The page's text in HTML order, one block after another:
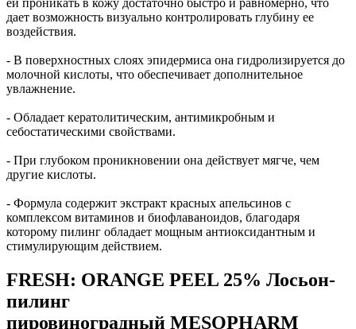
дает возможность визуально контролировать глубину ее
воздействия.
- В поверхностных слоях эпидермиса она гидролизируется до
молочной кислоты, что обеспечивает дополнительное
увлажнение.
- Обладает кератолитическим, антимикробным и
себостатическими свойствами.
- При глубоком проникновении она действует мягче, чем
другие кислоты.
- Формула содержит экстракт красных апельсинов с
комплексом витаминов и биофлаваноидов, благодаря
которому пилинг обладает мощным антиоксидантным и
стимулирующим действием.
FRESH: ORANGE PEEL 25% Лосьон-
пилинг
пировиноградный MESOPHARM